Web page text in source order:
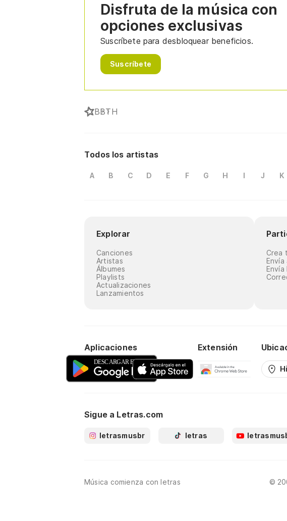
Disfruta de la música con
opciones exclusivas
Suscríbete para desbloquear beneficios.
Suscríbete
BBTH
Todos los artistas
A B C D E F G H I J K
Explorar
Canciones
Artistas
Álbumes
Playlists
Actualizaciones
Lanzamientos
Crea
Envía
Aplicaciones Extensión
Sigue a Letras.com
letrasmusbr letras
Música comienza con letras ©